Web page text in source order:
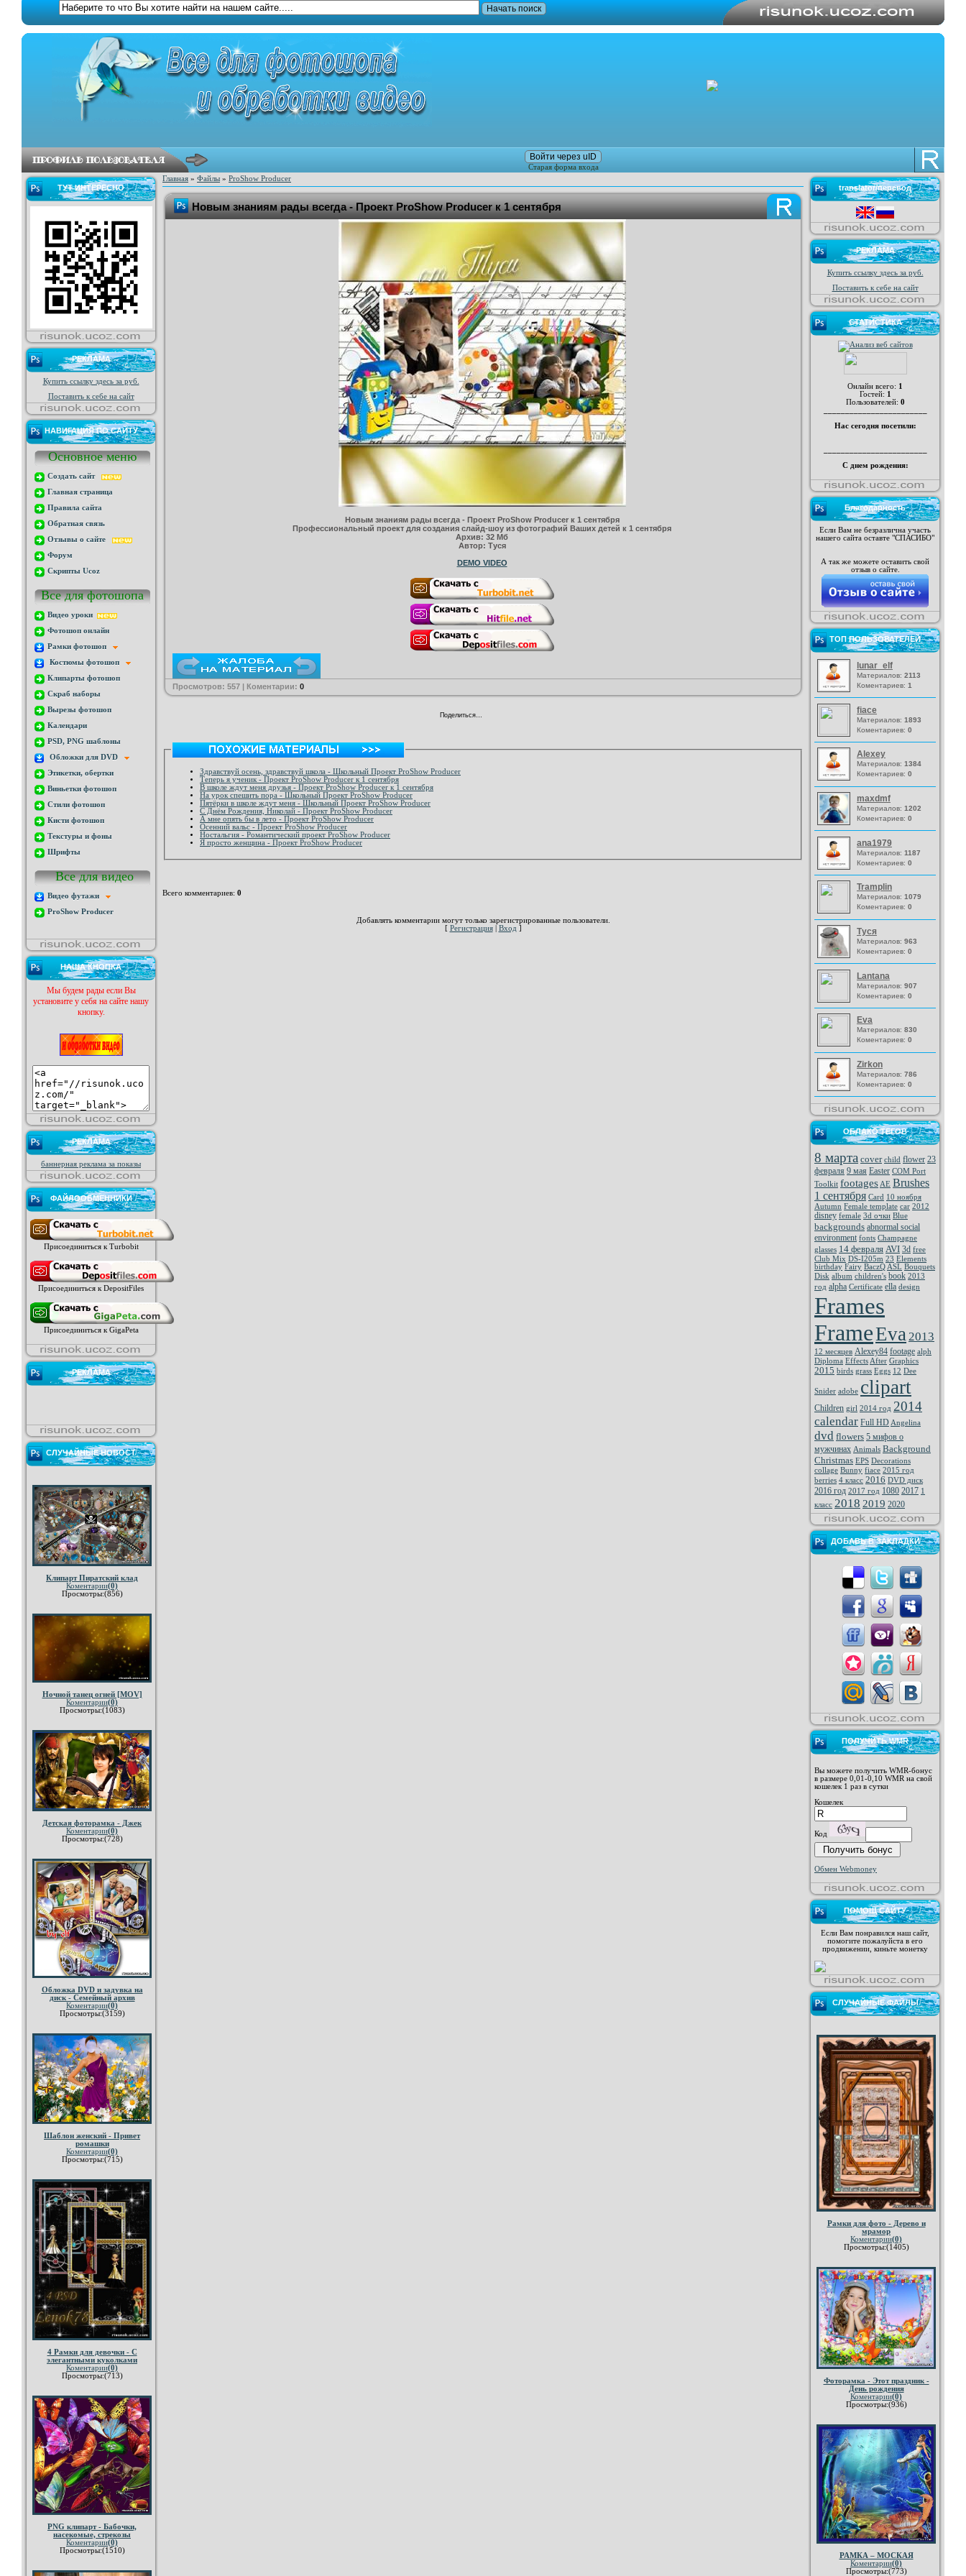
Войти через uID
Старая форма входа
ТУТ ИНТЕРЕСНО
РЕКЛАМА
Купить ссылку здесь за руб.
Поставить к себе на сайт
НАВИГАЦИЯ ПО САЙТУ
Основное меню
Создать сайт
Главная страница
Правила сайта
Обратная связь
Отзывы о сайте
Форум
Скрипты Ucoz
Все для фотошопа
Видео уроки
Фотошоп онлайн
Рамки фотошоп
Костюмы фотошоп
Клипарты фотошоп
Скраб наборы
Вырезы фотошоп
Календари
PSD, PNG шаблоны
Обложки для DVD
Этикетки, обертки
Виньетки фотошоп
Стили фотошоп
Кисти фотошоп
Текстуры и фоны
Шрифты
Все для видео
Видео футажи
ProShow Producer
НАША КНОПКА
Мы будем рады если Вы
установите у себя на сайте нашу
кнопку.
РЕКЛАМА
баннерная реклама за показы
ФАЙЛООБМЕННИКИ
Присоединиться к Turbobit
Присоединиться к DepositFiles
Присоединиться к GigaPeta
РЕКЛАМА
СЛУЧАЙНЫЕ НОВОСТ
Клипарт Пиратский клад
Коментарии(0)
Просмотры:(856)
Ночной танец огней [MOV]
Коментарии(0)
Просмотры:(1083)
Детская фоторамка - Джек
Коментарии(0)
Просмотры:(728)
Обложка DVD и задувка на
диск - Семейный архив
Коментарии(0)
Просмотры:(3159)
Шаблон женский - Привет
ромашки
Коментарии(0)
Просмотры:(715)
4 Рамки для девочки - С
элегантными куколками
Коментарии(0)
Просмотры:(713)
PNG клипарт - Бабочки,
насекомые, стрекозы
Коментарии(0)
Просмотры:(1510)
Главная » Файлы » ProShow Producer
Новым знаниям рады всегда - Проект ProShow Producer к 1 сентября
Новым знаниям рады всегда - Проект ProShow Producer к 1 сентября
Профессиональный проект для создания слайд-шоу из фотографий Ваших детей к 1 сентября
Архив: 32 Мб
Автор: Туся
DEMO VIDEO
Просмотров: 557 | Коментарии: 0
Поделиться…
Здравствуй осень, здравствуй школа - Школьный Проект ProShow Producer
Теперь я ученик - Проект ProShow Producer к 1 сентября
В школе ждут меня друзья - Проект ProShow Producer к 1 сентября
На урок спешить пора - Школьный Проект ProShow Producer
Пятёрки в школе ждут меня - Школьный Проект ProShow Producer
С Днём Рождения, Николай - Проект ProShow Producer
А мне опять бы в лето - Проект ProShow Producer
Осенний вальс - Проект ProShow Producer
Ностальгия - Романтический проект ProShow Producer
Я просто женщина - Проект ProShow Producer
Всего комментариев: 0
Добавлять комментарии могут только зарегистрированные пользователи.
[ Регистрация| Вход ]
translator/перевод
РЕКЛАМА
Купить ссылку здесь за руб.
Поставить к себе на сайт
СТАТИСТИКА
Онлайн всего: 1
Гостей: 1
Пользователей: 0
Нас сегодня посетили:
С днем рождения:
Благодарность
Если Вам не безразлична участь
нашего сайта оставте "СПАСИБО"
А так же можете оставить свой
отзыв о сайте.
ТОП ПОЛЬЗОВАТЕЛЕЙ
lunar_elf
Материалов: 2113
Коментариев: 1
fiace
Материалов: 1893
Коментариев: 0
Alexey
Материалов: 1384
Коментариев: 0
maxdmf
Материалов: 1202
Коментариев: 0
ana1979
Материалов: 1187
Коментариев: 0
Tramplin
Материалов: 1079
Коментариев: 0
Туся
Материалов: 963
Коментариев: 0
Lantana
Материалов: 907
Коментариев: 0
Eva
Материалов: 830
Коментариев: 0
Zirkon
Материалов: 786
Коментариев: 0
ОБЛАКО ТЕГОВ
8 марта cover child flower 23
февраля 9 мая Easter COM Port
Toolkit footages AE Brushes
1 сентября Card 10 ноября
Autumn Female template car 2012
disney female 3d очки Blue
backgrounds abnormal social
environment fonts Champagne
glasses 14 февраля AVI 3d free
Club Mix DS-I205m 23 Elements
birthday Fairy BaczQ ASL Bouquets
Disk album children's book 2013
год alpha Certificate ella design
Frames
FrameEva 2013
12 месяцев Alexey84 footage alph
Diploma Effects After Graphics
2015 birds grass Eggs 12 Dee
Snider adobe clipart
Children girl 2014 год 2014
calendar Full HD Angelina
dvd flowers 5 мифов о
мужчинах Animals Background
Christmas EPS Decorations
collage Bunny fiace 2015 год
berries 4 класс 2016 DVD диск
2016 год 2017 год 1080 2017 1
класс 2018 2019 2020
ДОБАВЬ В ЗАКЛАДКИ
ПОЛУЧИТЬ WMR
Вы можете получить WMR-бонус
в размере 0,01-0,10 WMR на свой
кошелек 1 раз в сутки
Кошелек
Код
Обмен Webmoney
ПОМОЩ САЙТУ
Если Вам понравился наш сайт,
помогите пожалуйста в его
продвижении, киньте монетку
СЛУЧАЙНЫЕ ФАЙЛЫ
Рамки для фото - Дерево и
мрамор
Коментарии(0)
Просмотры:(1405)
Фоторамка - Этот праздник -
День рождения
Коментарии(0)
Просмотры:(936)
РАМКА – МОСКАЯ
Коментарии(0)
Просмотры:(773)